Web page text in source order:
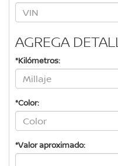
AGREGA
*Kilómetros:
*Color:
*Valor aproximado: